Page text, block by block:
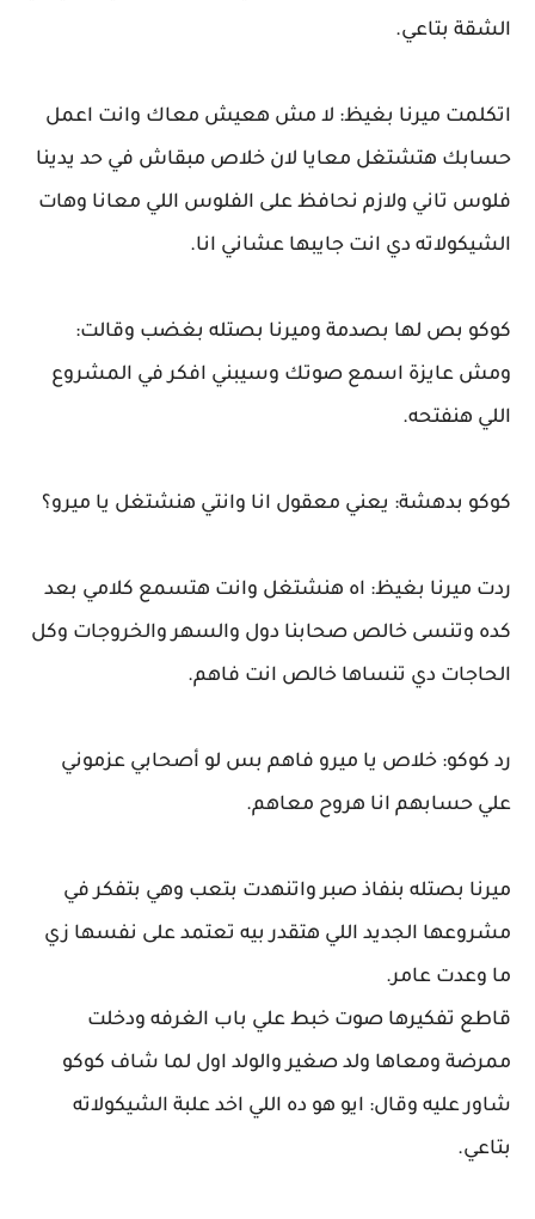
الشقة بتاعي.
اتكلمت ميرنا بغيظ: لا مش هعيش معاك وانت اعمل
حسابك هتشتغل معايا لان خلاص مبقاش في حد يدينا
فلوس تاني ولازم نحافظ على الفلوس اللي معانا وهات
الشيكولاته دي انت جايبها عشاني انا.
كوكو بص لها بصدمة وميرنا بصتله بغضب وقالت:
ومش عايزة اسمع صوتك وسيبني افكر في المشروع
اللي هنفتحه.
كوكو بدهشة: يعني معقول انا وانتي هنشتغل يا ميرو؟
ردت ميرنا بغيظ: اه هنشتغل وانت هتسمع كلامي بعد
كده وتنسى خالص صحابنا دول والسهر والخروجات وكل
الحاجات دي تنساها خالص انت فاهم.
رد كوكو: خلاص يا ميرو فاهم بس لو أصحابي عزموني
علي حسابهم انا هروح معاهم.
ميرنا بصتله بنفاذ صبر واتنهدت بتعب وهي بتفكر في
مشروعها الجديد اللي هتقدر بيه تعتمد على نفسها زي
ما وعدت عامر.
قاطع تفكيرها صوت خبط علي باب الغرفه ودخلت
ممرضة ومعاها ولد صغير والولد اول لما شاف كوكو
شاور عليه وقال: ايو هو ده اللي اخد علبة الشيكولاته
بتاعي.